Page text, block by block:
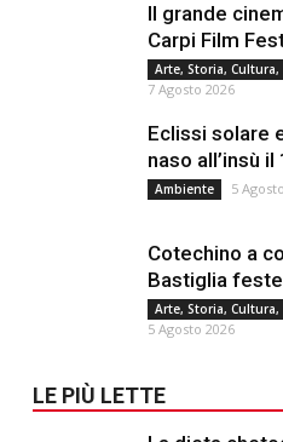
Il grande
Carpi Film
Arte, Storia,
7 Agosto 2026
Eclissi solare
naso all’insù
Ambiente 5
Cotechino a
Bastiglia
Arte, Storia,
5 Agosto 2026
LE PIÙ LETTE